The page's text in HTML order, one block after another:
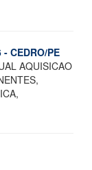
CEDRO/PE
AQUISICAO